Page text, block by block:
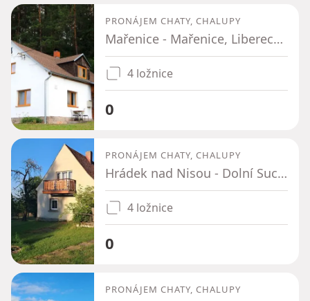
PRONÁJEM CHATY, CHALUPY
Mařenice - Mařenice, Liberecký kraj
4 ložnice
0
PRONÁJEM CHATY, CHALUPY
Hrádek nad Nisou - Dolní Suchá u Chotyně, Liberecký kraj
4 ložnice
0
PRONÁJEM CHATY, CHALUPY